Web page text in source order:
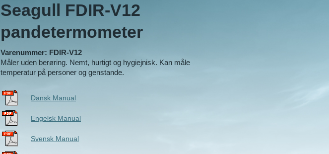
Seagull FDIR-V12
pandetermometer
Varenummer: FDIR-V12
Måler uden berøring. Nemt, hurtigt og hygiejnisk. Kan måle
temperatur på personer og genstande.
Dansk Manual
Engelsk Manual
Svensk Manual